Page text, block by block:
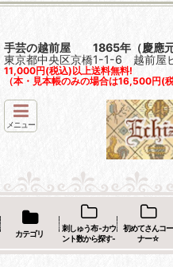
手芸の越前屋 1865年（慶應
東京都中央区京橋1-1-6 越前屋
11,000円(税込)以上送料無料!
（本・見本帳のみの場合は16,500円(
メニュー
カテゴリ
刺しゅう布 -カウ
ント数から探す-
初めてさんコー
ナー☆